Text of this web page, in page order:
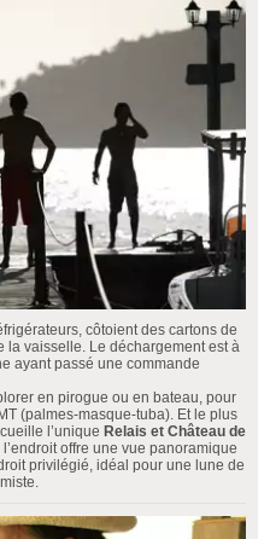
côtoient des cartons de
la vaisselle. Le déchargement est à
ayant passé une commande
en pirogue ou en bateau, pour
(palmes-masque-tuba). Et le plus
l’unique Relais et Château de
offre une vue panoramique
privilégié, idéal pour une lune de